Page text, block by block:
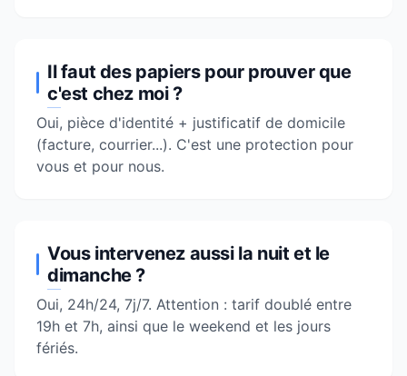
Il faut des papiers pour prouver que
c'est chez moi ?
Oui, pièce d'identité + justificatif de domicile
(facture, courrier...). C'est une protection pour
vous et pour nous.
Vous intervenez aussi la nuit et le
dimanche ?
Oui, 24h/24, 7j/7. Attention : tarif doublé entre
19h et 7h, ainsi que le weekend et les jours
fériés.